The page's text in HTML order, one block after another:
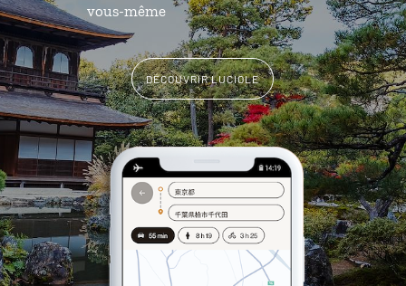
vous-même
DÉCOUVRIR LUCIOLE